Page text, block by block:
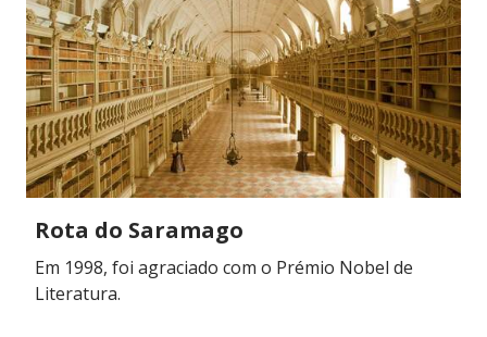
Rota do Saramago
Em 1998, foi agraciado com o Prémio Nobel de
Literatura.